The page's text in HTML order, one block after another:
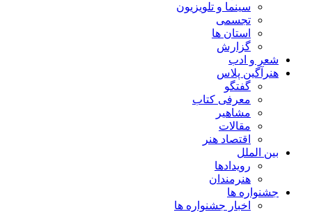
سینما و تلویزیون
تجسمی
استان ها
گزارش
شعر و ادب
هنرآگین پلاس
گفتگو
معرفی کتاب
مشاهیر
مقالات
اقتصاد هنر
بین الملل
رویدادها
هنرمندان
جشنواره ها
اخبار جشنواره ها